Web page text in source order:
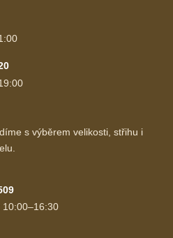
s výběrem velikosti, střihu i
10:00–16:30